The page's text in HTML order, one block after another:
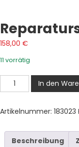
158,00 €
11 vorrätig
Reparatursatz
Verteilergetriebe
66
Menge
In den
Artikelnummer: 183023
Beschreibung